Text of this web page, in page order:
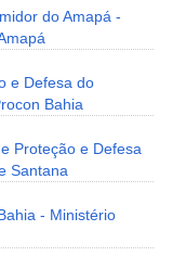
do Amapá -
e Defesa do
Bahia
Proteção e Defesa
Santana
- Ministério